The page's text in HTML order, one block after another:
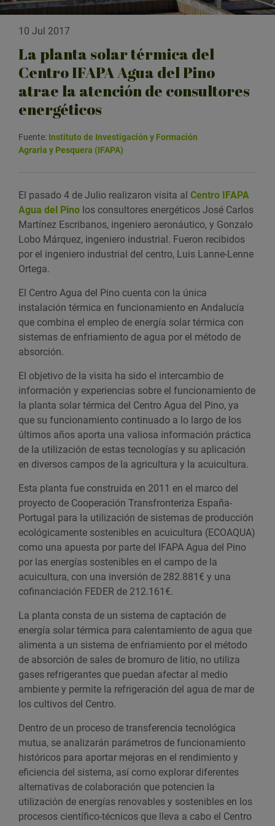
10 Jul 2017
La planta solar térmica del
Centro IFAPA Agua del Pino
atrae la atención de consultores
energéticos
Fuente: Instituto de Investigación y Formación
Agraria y Pesquera (IFAPA)
El pasado 4 de Julio realizaron visita al Centro IFAPA
Agua del Pino los consultores energéticos José Carlos
Martínez Escribanos, ingeniero aeronáutico, y Gonzalo
Lobo Márquez, ingeniero industrial. Fueron recibidos
por el ingeniero industrial del centro, Luis Lanne-Lenne
Ortega.
El Centro Agua del Pino cuenta con la única
instalación térmica en funcionamiento en Andalucía
que combina el empleo de energía solar térmica con
sistemas de enfriamiento de agua por el método de
absorción.
El objetivo de la visita ha sido el intercambio de
información y experiencias sobre el funcionamiento de
la planta solar térmica del Centro Agua del Pino, ya
que su funcionamiento continuado a lo largo de los
últimos años aporta una valiosa información práctica
de la utilización de estas tecnologías y su aplicación
en diversos campos de la agricultura y la acuicultura.
Esta planta fue construida en 2011 en el marco del
proyecto de Cooperación Transfronteriza España-
Portugal para la utilización de sistemas de producción
ecológicamente sostenibles en acuicultura (ECOAQUA)
como una apuesta por parte del IFAPA Agua del Pino
por las energías sostenibles en el campo de la
acuicultura, con una inversión de 282.881€ y una
cofinanciación FEDER de 212.161€.
La planta consta de un sistema de captación de
energía solar térmica para calentamiento de agua que
alimenta a un sistema de enfriamiento por el método
de absorción de sales de bromuro de litio, no utiliza
gases refrigerantes que puedan afectar al medio
ambiente y permite la refrigeración del agua de mar de
los cultivos del Centro.
Dentro de un proceso de transferencia tecnológica
mutua, se analizarán parámetros de funcionamiento
históricos para aportar mejoras en el rendimiento y
eficiencia del sistema, así como explorar diferentes
alternativas de colaboración que potencien la
utilización de energías renovables y sostenibles en los
procesos científico-técnicos que lleva a cabo el Centro